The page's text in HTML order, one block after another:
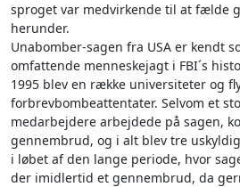
sproget var medvirkende til at fælde
herunder.
Unabomber-sagen fra USA er kendt
omfattende menneskejagt i FBI´s
1995 blev en række universiteter og
forbrevbombeattentater. Selvom et
medarbejdere arbejdede på sagen,
gennembrud, og i alt blev tre
i løbet af den lange periode, hvor
der imidlertid et gennembrud, da